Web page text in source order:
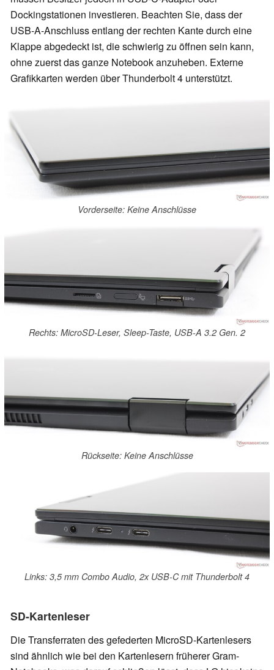
Dockingstationen investieren. Beachten Sie, dass der
USB-A-Anschluss entlang der rechten Kante durch eine
Klappe abgedeckt ist, die schwierig zu öffnen sein kann,
ohne zuerst das ganze Notebook anzuheben. Externe
Grafikkarten werden über Thunderbolt 4 unterstützt.
Vorderseite: Keine Anschlüsse
Rechts: MicroSD-Leser, Sleep-Taste, USB-A 3.2 Gen. 2
Rückseite: Keine Anschlüsse
Links: 3,5 mm Combo Audio, 2x USB-C mit Thunderbolt 4
SD-Kartenleser
Die Transferraten des gefederten MicroSD-Kartenlesers
sind ähnlich wie bei den Kartenlesern früherer Gram-